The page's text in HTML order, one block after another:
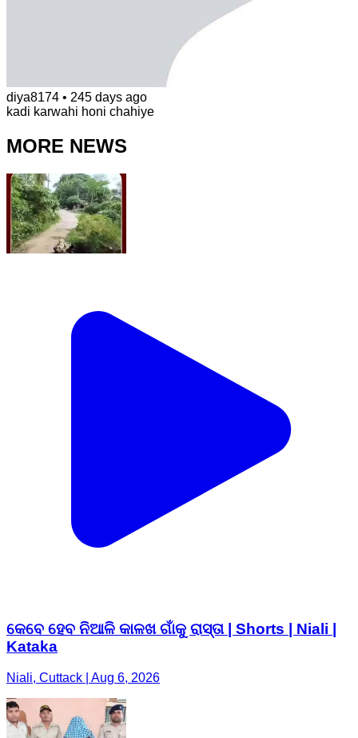
diya8174 • 245 days ago
kadi karwahi honi chahiye
MORE NEWS
କେବେ ହେବ ନିଆଳି କାଳଖ ଗାଁକୁ ରାସ୍ତା | Shorts | Niali |
Kataka
Niali, Cuttack | Aug 6, 2026